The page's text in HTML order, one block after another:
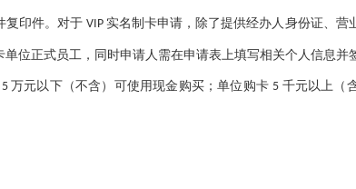
复印件。对于 VIP 实名制卡申请，除了提供经办人身份证、营
位正式员工，同时申请人需在申请表上填写相关个人信息并
5 万元以下（不含）可使用现金购买；单位购卡 5 千元以上（